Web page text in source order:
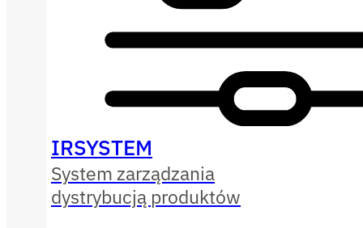
IRSYSTEM
System zarządzania
dystrybucją produktów